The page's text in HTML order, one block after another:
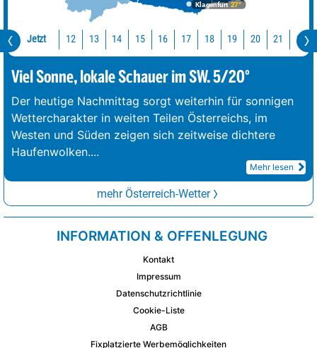
Klagenfurt 27°
Jetzt 12 13 14 15 16 17 18 19 20 21 22
Viel Sonne, lokale Schauer im SW. 5/20°
Der heutige Nachmittag sorgt weiterhin für sonnigen
Wettercharakter in weiten Teilen Österreichs, im
Westen und Süden zeigen sich zeitweise dichtere
Haufenwolken....
Mehr lesen
mehr Österreich-Wetter
INFORMATION & OFFENLEGUNG
Kontakt
Impressum
Datenschutzrichtlinie
Cookie-Liste
AGB
Fixplatzierte Werbemöglichkeiten